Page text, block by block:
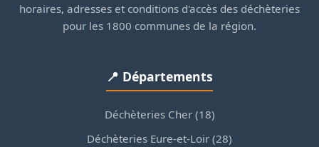
horaires, adresses et conditions d'accès des déchèteries
pour les 1800 communes de la région.
📍 Départements
Déchèteries Cher (18)
Déchèteries Eure-et-Loir (28)